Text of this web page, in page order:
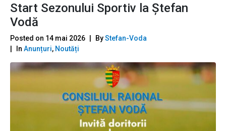
Start Sezonului Sportiv la Ștefan
Vodă
Posted on 14 mai 2026 ByStefan-Voda
In Anunțuri, Noutăți